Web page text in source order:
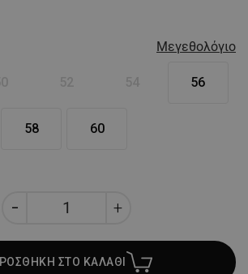
Μεγεθολόγιο
56
58 60
ΣΤΟ ΚΑΛΑΘΙ